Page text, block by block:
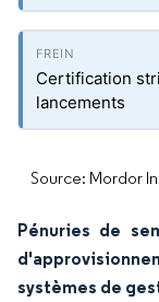
Certification
lancements
Source: Mordor
Pénuries de
systèmes de